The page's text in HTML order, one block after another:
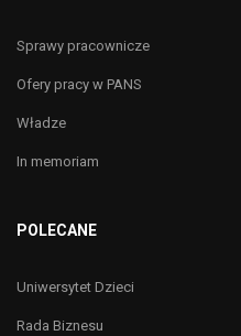
Sprawy pracownicze
Ofery pracy w PANS
Władze
In memoriam
POLECANE
Uniwersytet Dzieci
Rada Biznesu